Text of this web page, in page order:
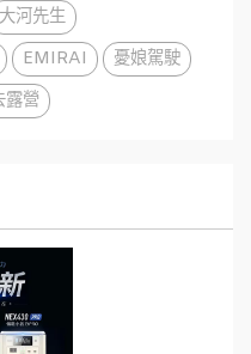
大河先生
EMIRAI
憂娘駕駛
露營